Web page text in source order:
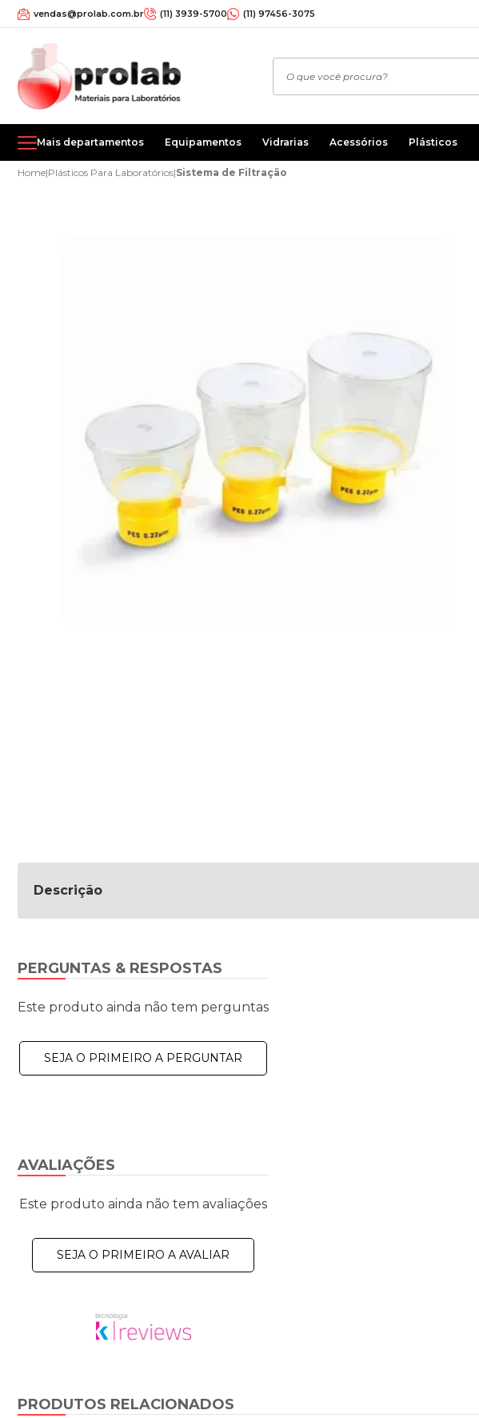
vendas@prolab.com.br (11) 3939-5700 (11) 97456-3075
Mais departamentos Equipamentos Vidrarias Acessórios Plásticos
Home|Plásticos Para Laboratórios|Sistema de Filtração
Descrição
AVALIAÇÕES
Este produto ainda não tem avaliações
SEJA O PRIMEIRO A AVALIAR
PERGUNTAS & RESPOSTAS
Este produto ainda não tem perguntas
SEJA O PRIMEIRO A PERGUNTAR
PRODUTOS RELACIONADOS